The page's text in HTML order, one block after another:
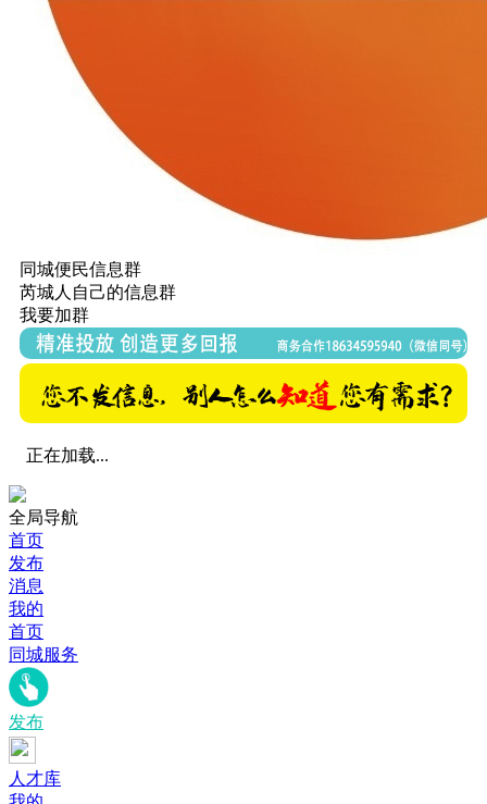
同城便民信息群
芮城人自己的信息群
我要加群
正在加载...
全局导航
首页
发布
消息
我的
首页
同城服务
发布
人才库